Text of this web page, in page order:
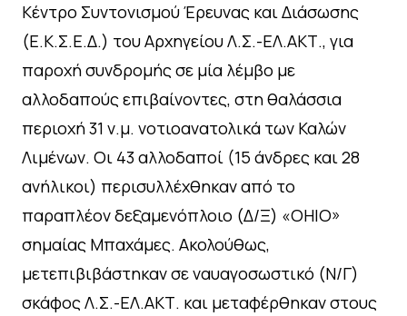
Κέντρο Συντονισμού Έρευνας και Διάσωσης
(Ε.Κ.Σ.Ε.Δ.) του Αρχηγείου Λ.Σ.-ΕΛ.ΑΚΤ., για
παροχή συνδρομής σε μία λέμβο με
αλλοδαπούς επιβαίνοντες, στη θαλάσσια
περιοχή 31 ν.μ. νοτιοανατολικά των Καλών
Λιμένων. Οι 43 αλλοδαποί (15 άνδρες και 28
ανήλικοι) περισυλλέχθηκαν από το
παραπλέον δεξαμενόπλοιο (Δ/Ξ) «OHIO»
σημαίας Μπαχάμες. Ακολούθως,
μετεπιβιβάστηκαν σε ναυαγοσωστικό (Ν/Γ)
σκάφος Λ.Σ.-ΕΛ.ΑΚΤ. και μεταφέρθηκαν στους